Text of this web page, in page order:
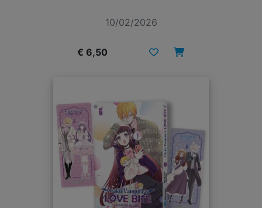
10/02/2026
€ 6,50